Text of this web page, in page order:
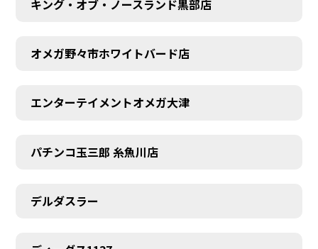
キング・オブ・ノースランド黒部店
オメガ野々市ホワイトバード店
エンターテイメントオメガ大津
パチンコ玉三郎 糸魚川店
デルダスラー